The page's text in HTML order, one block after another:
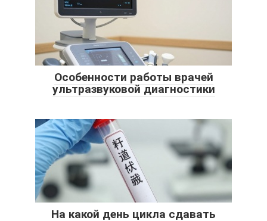
Особенности работы врачей
ультразвуковой диагностики
На какой день цикла сдавать